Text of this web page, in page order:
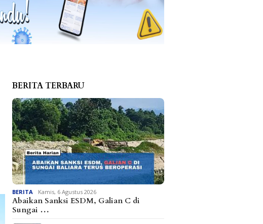
BERITA TERBARU
BERITA Kamis, 6 Agustus 2026
Abaikan Sanksi ESDM, Galian C di
Sungai …